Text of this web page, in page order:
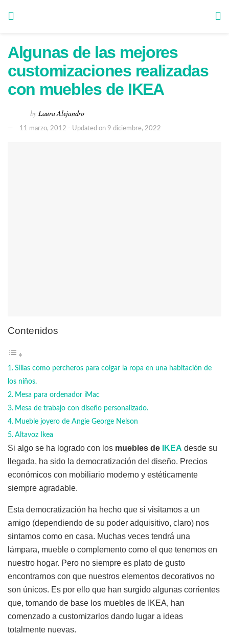
Algunas de las mejores
customizaciones realizadas
con muebles de IKEA
by Laura Alejandro
11 marzo, 2012 - Updated on 9 diciembre, 2022
Contenidos
Sillas como percheros para colgar la ropa en una habitación de
los niños.
Mesa para ordenador iMac
Mesa de trabajo con diseño personalizado.
Mueble joyero de Angie George Nelson
Altavoz Ikea
Si algo se ha logrado con los muebles de IKEA desde su
llegada, ha sido la democratización del diseño. Precios
económicos con mobiliario moderno y estéticamente
siempre agradable.
Esta democratización ha hecho que si visitamos a un
amigo (dependiendo de su poder adquisitivo, claro) nos
sintamos como en casa. Muchas veces tendrá una
lámpara, mueble o complemento como el que tenemos en
nuestro hogar. Pero no siempre es plato de gusto
encontrarnos con que nuestros elementos decorativos no
son únicos. Es por ello que han surgido algunas corrientes
que, tomando de base los muebles de IKEA, han
comenzado a customizarlos dando lugar a ideas
totalmente nuevas.